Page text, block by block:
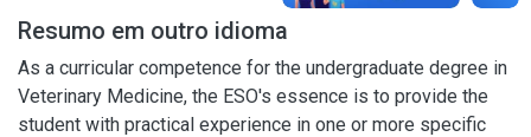
Resumo em outro idioma
As a curricular competence for the undergraduate degree in
Veterinary Medicine, the ESO's essence is to provide the
student with practical experience in one or more specific